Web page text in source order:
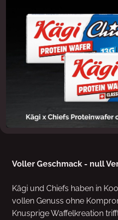
Voller Geschmack - null
Kägi und Chiefs haben in
vollen Genuss ohne
Knusprige Waffelkreation